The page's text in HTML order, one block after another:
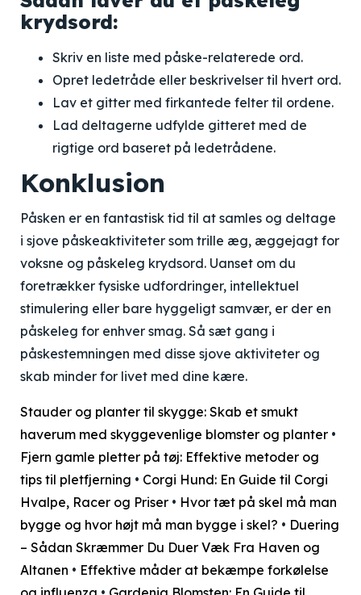
krydsord:
Skriv en liste med påske-relaterede ord.
Opret ledetråde eller beskrivelser til hvert ord.
Lav et gitter med firkantede felter til ordene.
Lad deltagerne udfylde gitteret med de
rigtige ord baseret på ledetrådene.
Konklusion
Påsken er en fantastisk tid til at samles og deltage
i sjove påskeaktiviteter som trille æg, æggejagt for
voksne og påskeleg krydsord. Uanset om du
foretrækker fysiske udfordringer, intellektuel
stimulering eller bare hyggeligt samvær, er der en
påskeleg for enhver smag. Så sæt gang i
påskestemningen med disse sjove aktiviteter og
skab minder for livet med dine kære.
Stauder og planter til skygge: Skab et smukt
haverum med skyggevenlige blomster og planter •
Fjern gamle pletter på tøj: Effektive metoder og
tips til pletfjerning • Corgi Hund: En Guide til Corgi
Hvalpe, Racer og Priser • Hvor tæt på skel må man
bygge og hvor højt må man bygge i skel? • Duering
– Sådan Skræmmer Du Duer Væk Fra Haven og
Altanen • Effektive måder at bekæmpe forkølelse